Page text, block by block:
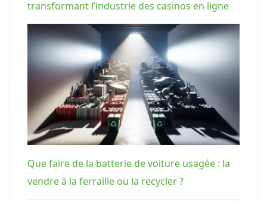
transformant l’industrie des casinos en ligne
Que faire de la batterie de voiture usagée : la
vendre à la ferraille ou la recycler ?